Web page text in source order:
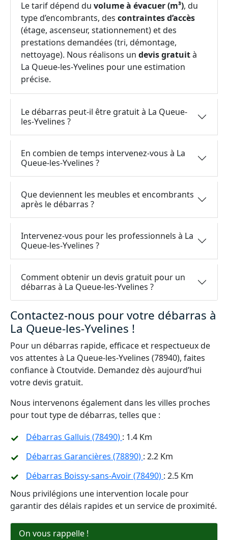
Le tarif dépend du volume à évacuer (m³), du
type d’encombrants, des contraintes d’accès
(étage, ascenseur, stationnement) et des
prestations demandées (tri, démontage,
nettoyage). Nous réalisons un devis gratuità
La Queue-les-Yvelines pour une estimation
précise.
Le débarras peut-il être gratuit à La Queue-
les-Yvelines ?
En combien de temps intervenez-vous à La
Queue-les-Yvelines ?
Que deviennent les meubles et encombrants
après le débarras ?
Intervenez-vous pour les professionnels à La
Queue-les-Yvelines ?
Comment obtenir un devis gratuit pour un
débarras à La Queue-les-Yvelines ?
Contactez-nous pour votre débarras à
La Queue-les-Yvelines !
Pour un débarras rapide, efficace et respectueux de
vos attentes à La Queue-les-Yvelines (78940), faites
confiance à Ctoutvide. Demandez dès aujourd’hui
votre devis gratuit.
Nous intervenons également dans les villes proches
pour tout type de débarras, telles que :
Débarras Galluis (78490) : 1.4 Km
Débarras Garancières (78890) : 2.2 Km
Débarras Boissy-sans-Avoir (78490) : 2.5 Km
Nous privilégions une intervention locale pour
garantir des délais rapides et un service de proximité.
On vous rappelle !